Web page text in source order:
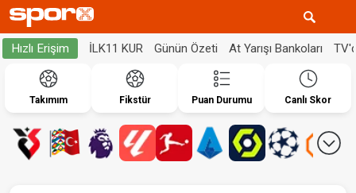
Hızlı Erişim İLK11 KUR Günün Özeti At Yarışı Bankoları
Takımım Fikstür Puan Durumu Canlı Skor